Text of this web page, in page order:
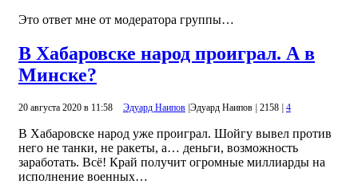
Это ответ мне от модератора группы…
В Хабаровске народ проиграл. А в
Минске?
20 августа 2020 в 11:58 Эдуард Наипов |Эдуард Наипов | 2158 | 4
В Хабаровске народ уже проиграл. Шойгу вывел против
него не танки, не ракеты, а… деньги, возможность
заработать. Всё! Край получит огромные миллиарды на
исполнение военных…